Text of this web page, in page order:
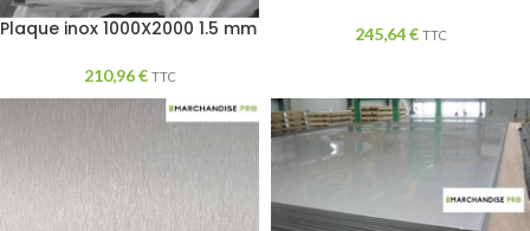
Plaque inox 1000X2000 1.5 mm
210,96€ TTC
245,64€ TTC